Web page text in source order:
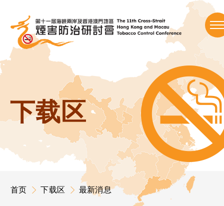
到
内
容
下载区
首页 下载区 最新消息